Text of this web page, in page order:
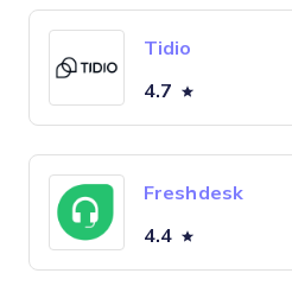
Tidio
4.7
Freshdesk
4.4